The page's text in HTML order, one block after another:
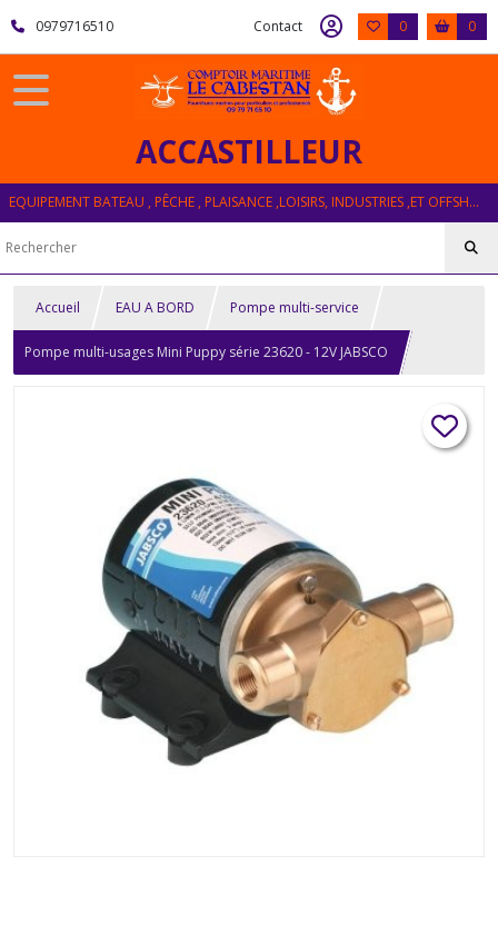
0979716510 Contact 0 0
ACCASTILLEUR
EQUIPEMENT BATEAU , PÊCHE , PLAISANCE ,LOISIRS, INDUSTRIES ,ET OFFSHORE
Accueil EAU A BORD Pompe multi-service
Pompe multi-usages Mini Puppy série 23620 - 12V JABSCO